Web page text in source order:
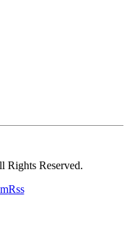
Rights Reserved.
Rss